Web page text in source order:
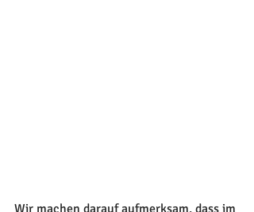
Wir machen darauf aufmerksam, dass im